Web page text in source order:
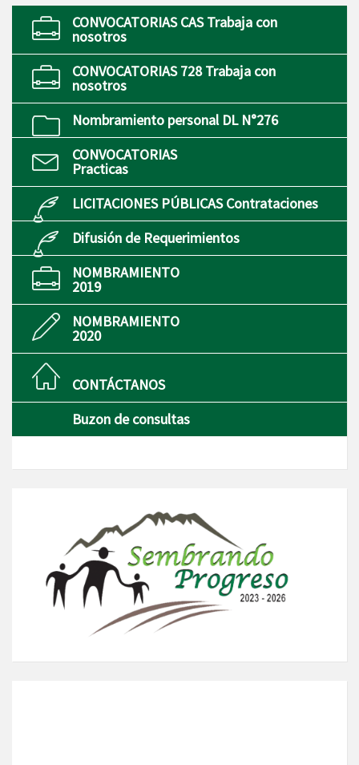
CONVOCATORIAS CAS Trabaja con
nosotros
CONVOCATORIAS 728 Trabaja con
nosotros
Nombramiento personal DL N°276
CONVOCATORIAS
Practicas
LICITACIONES PÚBLICAS Contrataciones
Difusión de Requerimientos
NOMBRAMIENTO
2019
NOMBRAMIENTO
2020
CONTÁCTANOS
Buzon de consultas